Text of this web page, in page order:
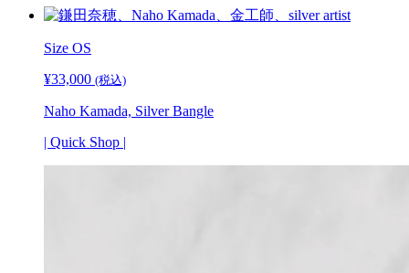
Size OS
¥33,000 (税込)
Naho Kamada, Silver Bangle
| Quick Shop |